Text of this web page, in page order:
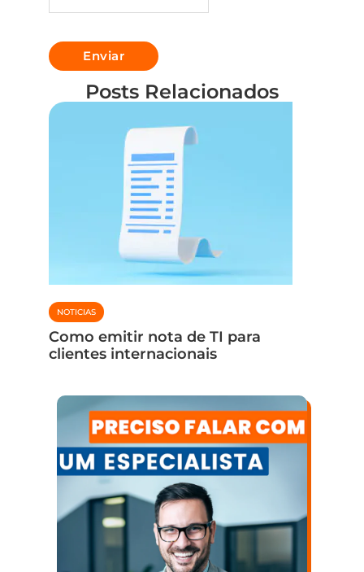
Posts Relacionados
NOTICIAS
Como emitir nota de TI para
clientes internacionais